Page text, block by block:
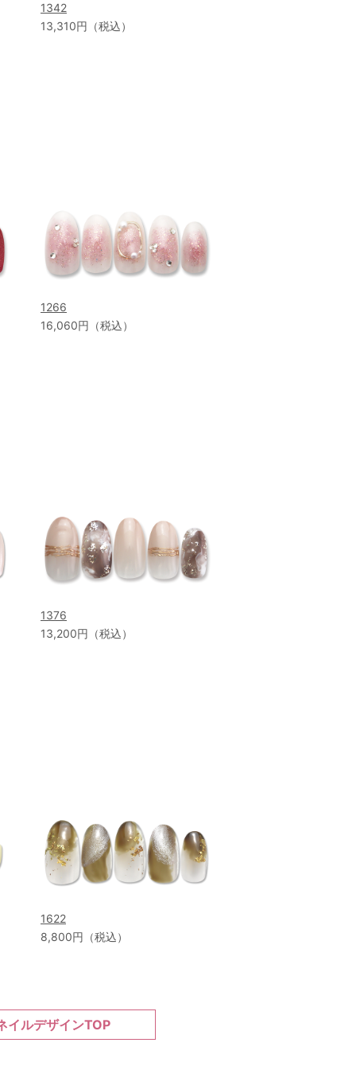
1342
13,310円（税込）
1266
16,060円（税込）
1376
13,200円（税込）
1622
8,800円（税込）
イルデザインTOP